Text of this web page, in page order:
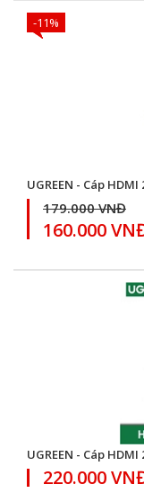
-11%
UGREEN - Cáp
179.000 VNĐ
160.000
UGREEN - Cáp
220.000